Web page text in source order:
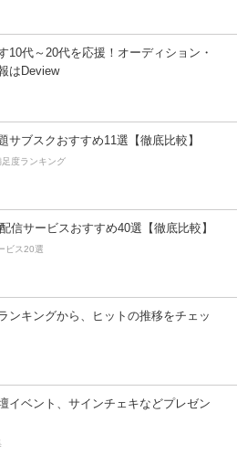
10代～20代を応援！オーディション・
はDeview
サブスクおすすめ11選【徹底比較】
度ランキング
信サービスおすすめ40選【徹底比較】
ビス20選
ンキングから、ヒットの推移をチェッ
イベント、サインチェキなどプレゼン